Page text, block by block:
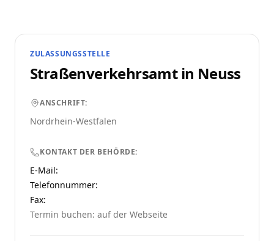
ZULASSUNGSSTELLE
Straßenverkehrsamt in Neuss
ANSCHRIFT:
Nordrhein-Westfalen
KONTAKT DER BEHÖRDE:
E-Mail:
Telefonnummer:
Fax:
Termin buchen: auf der Webseite